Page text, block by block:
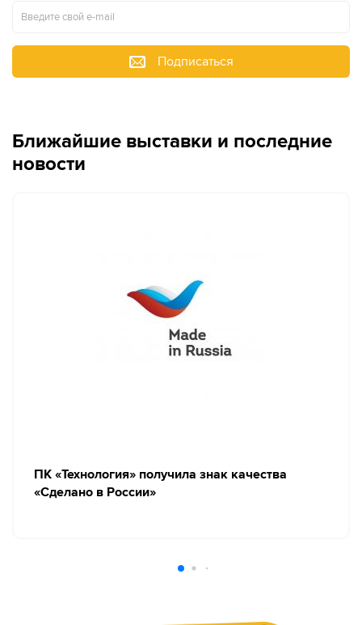
Подписаться
Ближайшие выставки и последние
новости
ПК «Технология» получила знак качества
«Сделано в России»